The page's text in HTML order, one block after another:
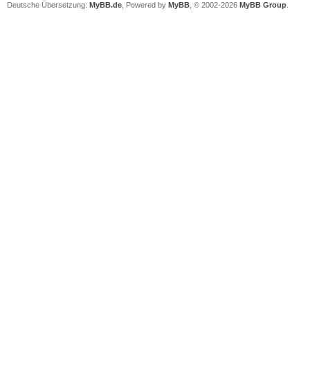
Deutsche Übersetzung: MyBB.de , Powered by MyBB , © 2002-2026 MyBB Group